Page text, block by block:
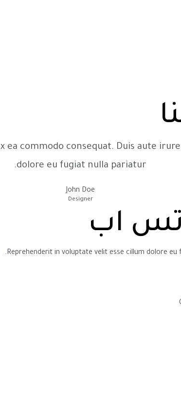
ea commodo consequat. Duis aute
dolore eu fugiat nulla pariatur.
John Doe
Designer
اب
Reprehenderit in voluptate velit esse cillum dolore